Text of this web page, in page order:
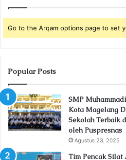
Go to the Arqam options page to set
Popular Posts
SMP
Kota Magelang
Sekolah Terbaik
oleh Puspresnas
Agustus 23, 2025
Tim Pencak